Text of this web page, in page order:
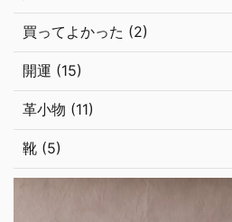
買ってよかった (2)
開運 (15)
革小物 (11)
靴 (5)